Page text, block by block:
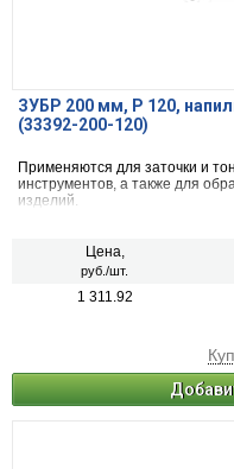
ЗУБР 200 мм, P 120,
(33392-200-120)
Применяются для заточки и
инструментов, а также для
изделий.
Цена,
руб./шт.
1 311.92